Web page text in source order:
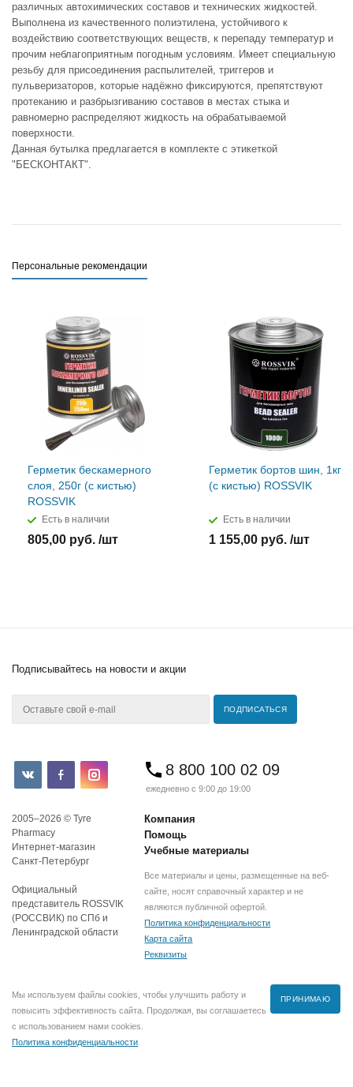
различных автохимических составов и технических жидкостей.
Выполнена из качественного полиэтилена, устойчивого к
воздействию соответствующих веществ, к перепаду температур и
прочим неблагоприятным погодным условиям. Имеет специальную
резьбу для присоединения распылителей, триггеров и
пульверизаторов, которые надёжно фиксируются, препятствуют
протеканию и разбрызгиванию составов в местах стыка и
равномерно распределяют жидкость на обрабатываемой
поверхности.
Данная бутылка предлагается в комплекте с этикеткой
"БЕСКОНТАКТ".
Персональные рекомендации
Герметик бескамерного
слоя, 250г (с кистью)
ROSSVIK
Есть в наличии
805,00 руб. /шт
Герметик бортов шин, 1кг
(с кистью) ROSSVIK
Есть в наличии
1 155,00 руб. /шт
Подписывайтесь на новости и акции
8 800 100 02 09
ежедневно с 9:00 до 19:00
2005–2026 © Tyre
Pharmacy
Интернет-магазин
Санкт-Петербург
Официальный
представитель ROSSVIK
(РОССВИК) по СПб и
Ленинградской области
Компания
Помощь
Учебные материалы
Все материалы и цены, размещенные на веб-
сайте, носят справочный характер и не
являются публичной офертой.
Политика конфиденциальности
Карта сайта
Реквизиты
Мы используем файлы cookies, чтобы улучшить работу и
повысить эффективность сайта. Продолжая, вы соглашаетесь
с использованием нами cookies.
Политика конфиденциальности
ПРИНИМАЮ